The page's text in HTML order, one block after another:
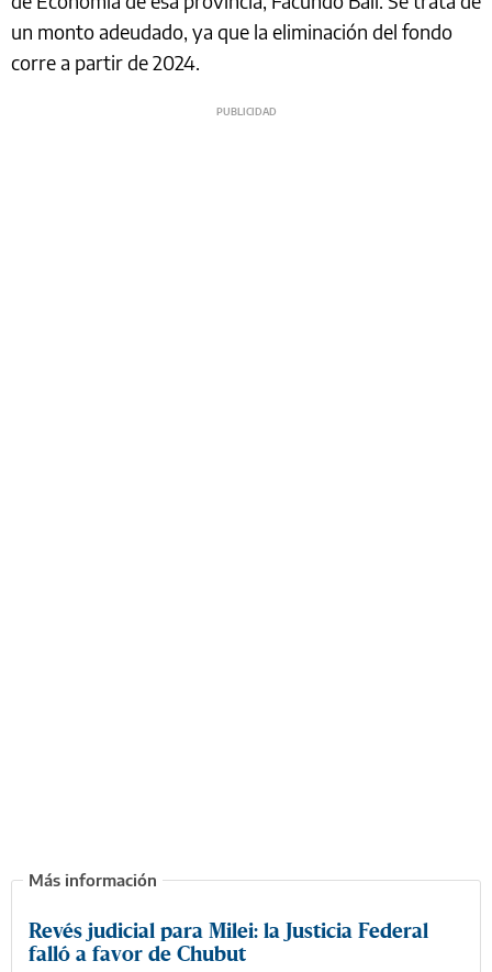
un monto adeudado, ya que la eliminación del fondo
corre a partir de 2024.
Revés judicial para Milei: la Justicia Federal
falló a favor de Chubut